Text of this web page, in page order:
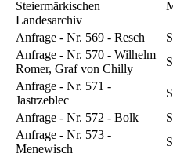
Steiermärkischen
Landesarchiv
Anfrage - Nr. 569 - Resch
Anfrage - Nr. 570 - Wilhelm
Romer, Graf von Chilly
Anfrage - Nr. 571 -
Jastrzeblec
Anfrage - Nr. 572 - Bolk
Anfrage - Nr. 573 -
Menewisch